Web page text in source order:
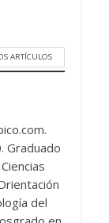
ARTÍCULOS
Graduado
del